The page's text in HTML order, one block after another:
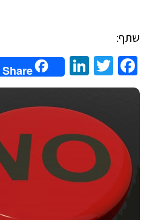
שתף:
Facebook
Twitter
LinkedIn
Share